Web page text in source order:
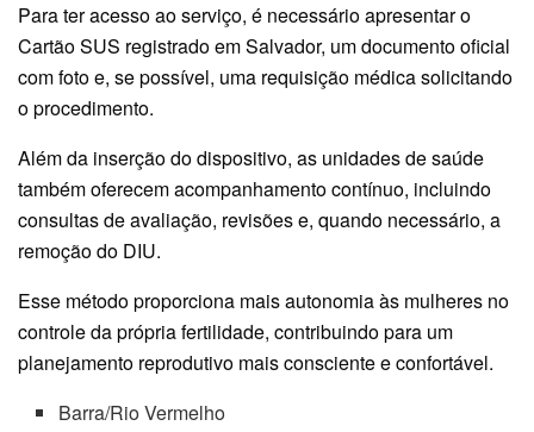
Para ter acesso ao serviço, é necessário apresentar o
Cartão SUS registrado em Salvador, um documento oficial
com foto e, se possível, uma requisição médica solicitando
o procedimento.
Além da inserção do dispositivo, as unidades de saúde
também oferecem acompanhamento contínuo, incluindo
consultas de avaliação, revisões e, quando necessário, a
remoção do DIU.
Esse método proporciona mais autonomia às mulheres no
controle da própria fertilidade, contribuindo para um
planejamento reprodutivo mais consciente e confortável.
Barra/Rio Vermelho